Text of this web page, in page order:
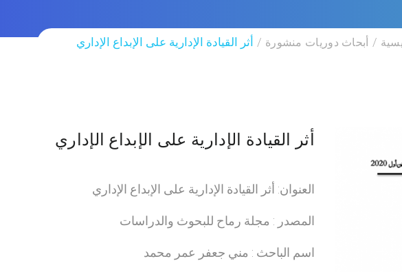
أبحاث دوريات منشورة أثر القيادة الإدارية على الإبداع الإداري
أثر القيادة الإدارية على الإبداع الإداري
العنوان: أثر القيادة الإدارية على الإبداع الإداري
المصدر : مجلة رماح للبحوث والدراسات
اسم الباحث : مني جعفر عمر محمد